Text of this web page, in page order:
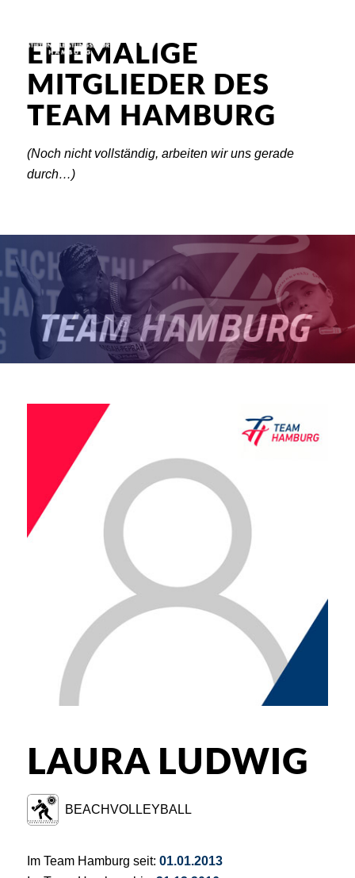
EHEMALIGE
MITGLIEDER DES
TEAM HAMBURG
(Noch nicht vollständig, arbeiten wir uns gerade
durch…)
LAURA LUDWIG
BEACHVOLLEYBALL
Im Team Hamburg seit: 01.01.2013